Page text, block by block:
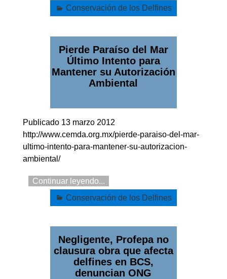
Conservación de los Delfines
Pierde Paraíso del Mar
Último Intento para
Mantener su Autorización
Ambiental
Publicado 13 marzo 2012
http://www.cemda.org.mx/pierde-paraiso-del-mar-
ultimo-intento-para-mantener-su-autorizacion-
ambiental/
Continuar leyendo...
Conservación de los Delfines
Negligente, Profepa no
clausura obra que afecta
delfines en BCS,
denuncian ONG